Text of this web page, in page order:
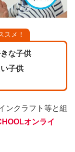
スメ！
な子供
子供
ンクラフト等と組
オンライ